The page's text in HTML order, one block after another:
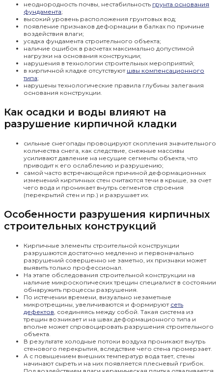
неоднородность почвы, нестабильность грунта основания
фундамента;
высокий уровень расположения грунтовых вод;
появление признаков деформации в балках по причине
воздействия влаги;
усадка фундамента строительного объекта;
наличие ошибок в расчетах максимально допустимой
нагрузки на основания конструкции;
нарушения в технологии строительных мероприятий;
в кирпичной кладке отсутствуют швы компенсационного
типа;
нарушены технологические правила глубины залегания
основания конструкции.
Как осадки и воды влияют на
разрушение кирпичной кладки
сильные снегопады провоцируют скопления значительного
количества снега, как следствие, снежные массивы
усиливают давление на несущие сегменты объекта, что
приводит к его ослаблению и разрушению;
самой часто встречающейся причиной деформационных
изменений кирпичных стен считаются течи в крыше, за счет
чего вода и проникает внутрь сегментов строения
(перекрытий стен и пр.) и разрушает их.
Особенности разрушения кирпичных
строительных конструкций
Кирпичные элементы строительной конструкции
разрушаются достаточно медленно и первоначально
разрушений совершенно не заметно, их признаки может
выявить только профессионал.
На этапе обследования строительной конструкции на
наличие микроскопических трещин специалист в состоянии
обнаружить процессы разрушения.
По истечении времени, визуально незаметные
микротрещины, увеличиваются и формируют сеть
дефектов, соединяясь между собой. Такая система из
трещин возникает и на швах деформационного типа и
вполне может спровоцировать разрушения строительного
объекта.
В результате холодные потоки воздуха проникают внутрь
стенового перекрытия, вследствие чего стена промерзает.
А с повышением внешних температур вода тает, стены
начинают сыреть и на них появляется плесневый грибок.